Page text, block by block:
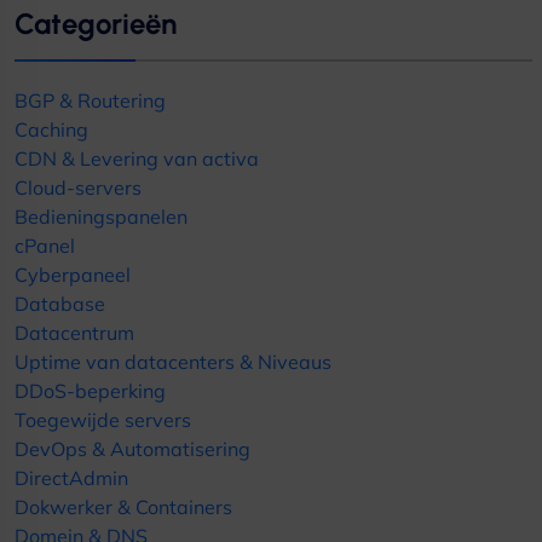
Categorieën
BGP & Routering
Caching
CDN & Levering van activa
Cloud-servers
Bedieningspanelen
cPanel
Cyberpaneel
Database
Datacentrum
Uptime van datacenters & Niveaus
DDoS-beperking
Toegewijde servers
DevOps & Automatisering
DirectAdmin
Dokwerker & Containers
Domein & DNS